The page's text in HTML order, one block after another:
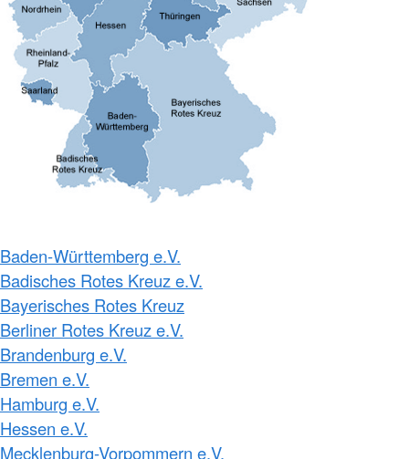
Baden-Württemberg e.V.
Badisches Rotes Kreuz e.V.
Bayerisches Rotes Kreuz
Berliner Rotes Kreuz e.V.
Brandenburg e.V.
Bremen e.V.
Hamburg e.V.
Hessen e.V.
Mecklenburg-Vorpommern e.V.